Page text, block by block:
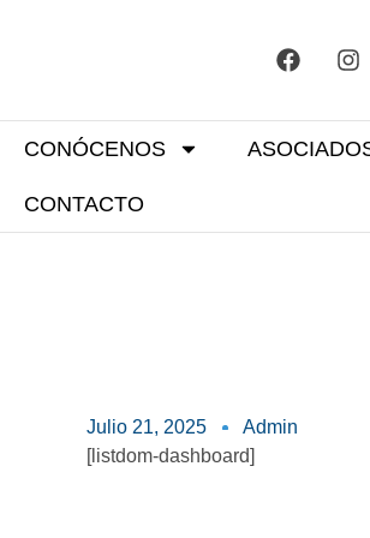
CONÓCENOS
CONTACTO
Julio 21, 2025
Admin
[listdom-dashboard]